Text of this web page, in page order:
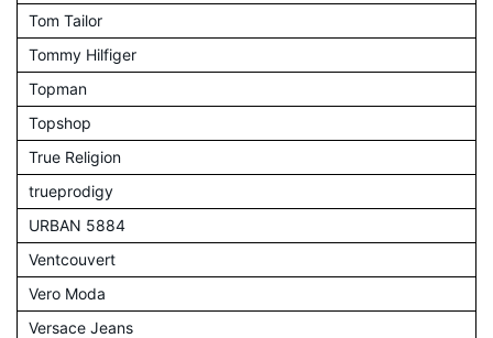
Tom Tailor
Tommy Hilfiger
Topman
Topshop
True Religion
trueprodigy
URBAN 5884
Ventcouvert
Vero Moda
Versace Jeans